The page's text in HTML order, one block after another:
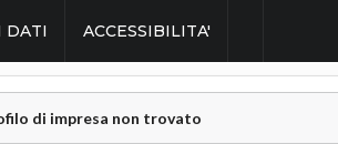
DATI ACCESSIBILITA'
di impresa non trovato